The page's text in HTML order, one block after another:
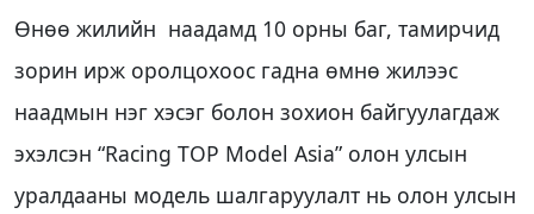
Өнөө жилийн наадамд 10 орны баг, тамирчид
зорин ирж оролцохоос гадна өмнө жилээс
наадмын нэг хэсэг болон зохион байгуулагдаж
эхэлсэн “Racing TOP Model Asia” олон улсын
уралдааны модель шалгаруулалт нь олон улсын